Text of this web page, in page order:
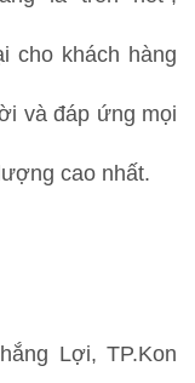
cho khách hàng
và đáp ứng mọi
cao nhất.
Lợi, TP.Kon